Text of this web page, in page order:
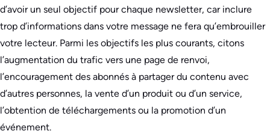
d’avoir un seul objectif pour chaque newsletter, car inclure
trop d’informations dans votre message ne fera qu’embrouiller
votre lecteur. Parmi les objectifs les plus courants, citons
l’augmentation du trafic vers une page de renvoi,
l’encouragement des abonnés à partager du contenu avec
d’autres personnes, la vente d’un produit ou d’un service,
l’obtention de téléchargements ou la promotion d’un
événement.